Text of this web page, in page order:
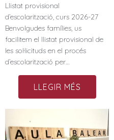
Llistat provisional
d’escolarització, curs 2026-27
Benvolgudes famílies, us
facilitem el llistat provisional de
les sol·licituds en el procés
d’escolarització per…
LLEGIR MÉS